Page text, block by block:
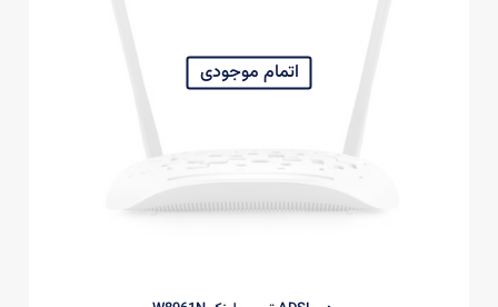
اتمام موجودی